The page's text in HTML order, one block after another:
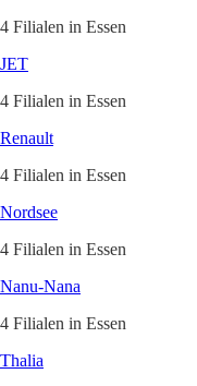
4 Filialen in Essen
JET
4 Filialen in Essen
Renault
4 Filialen in Essen
Nordsee
4 Filialen in Essen
Nanu-Nana
4 Filialen in Essen
Thalia